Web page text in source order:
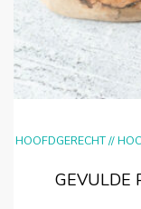
HOOFDGERECHT//
GEVULDE